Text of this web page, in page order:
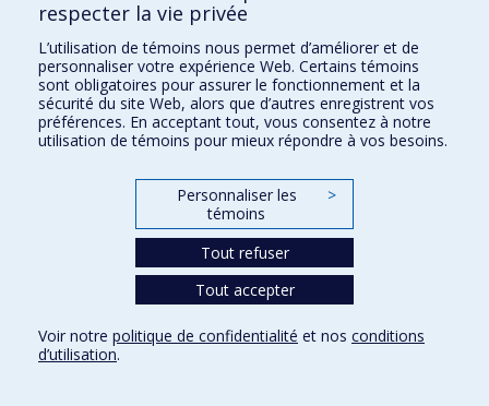
respecter la vie privée
L’utilisation de témoins nous permet d’améliorer et de
personnaliser votre expérience Web. Certains témoins
sont obligatoires pour assurer le fonctionnement et la
sécurité du site Web, alors que d’autres enregistrent vos
préférences. En acceptant tout, vous consentez à notre
utilisation de témoins pour mieux répondre à vos besoins.
Personnaliser les
témoins
>
Tout refuser
Tout accepter
Voir notre politique de confidentialité et nos conditions
d’utilisation.